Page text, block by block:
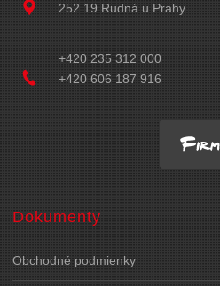
252 19 Rudná u Prahy
+420 235 312 000
+420 606 187 916
Dokumenty
Obchodné podmienky